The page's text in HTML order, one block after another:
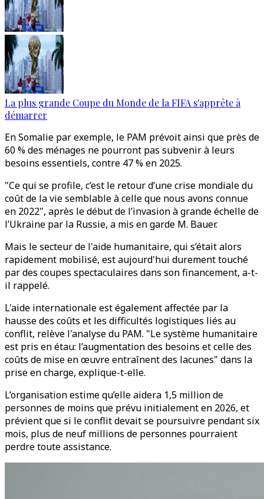
La plus grande Coupe du Monde de la FIFA s'apprête à
démarrer
En Somalie par exemple, le PAM prévoit ainsi que près de
60 % des ménages ne pourront pas subvenir à leurs
besoins essentiels, contre 47 % en 2025.
"Ce qui se profile, c’est le retour d’une crise mondiale du
coût de la vie semblable à celle que nous avons connue
en 2022", après le début de l’invasion à grande échelle de
l’Ukraine par la Russie, a mis en garde M. Bauer.
Mais le secteur de l'aide humanitaire, qui s’était alors
rapidement mobilisé, est aujourd'hui durement touché
par des coupes spectaculaires dans son financement, a-t-
il rappelé.
L'aide internationale est également affectée par la
hausse des coûts et les difficultés logistiques liés au
conflit, relève l'analyse du PAM. "Le système humanitaire
est pris en étau: l’augmentation des besoins et celle des
coûts de mise en œuvre entraînent des lacunes" dans la
prise en charge, explique-t-elle.
L’organisation estime qu’elle aidera 1,5 million de
personnes de moins que prévu initialement en 2026, et
prévient que si le conflit devait se poursuivre pendant six
mois, plus de neuf millions de personnes pourraient
perdre toute assistance.